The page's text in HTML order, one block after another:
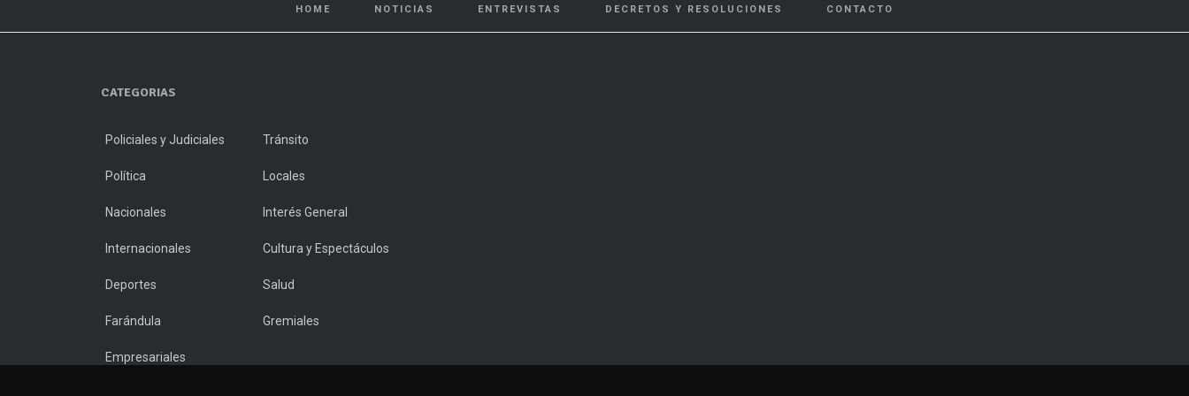
HOME NOTICIAS ENTREVISTAS DECRETOS Y RESOLUCIONES CONTACTO
CATEGORIAS
Policiales y Judiciales Tránsito
Política Locales
Nacionales Interés General
Internacionales Cultura y Espectáculos
Deportes Salud
Farándula Gremiales
Empresariales